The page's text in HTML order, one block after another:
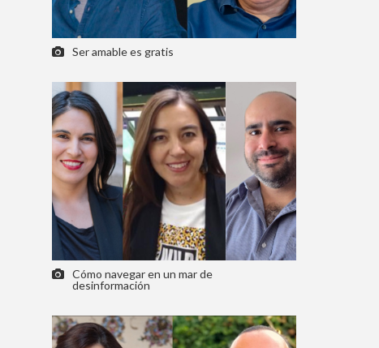
Ser amable es gratis
Cómo navegar en un mar de
desinformación